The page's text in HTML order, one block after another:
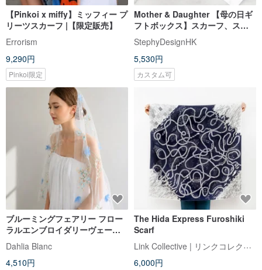
【Pinkoi x miffy】ミッフィー プ
リーツスカーフ |【限定販売】
Errorism
9,290円
Pinkoi限定
Mother & Daughter 【母の日ギ
フトボックス】スカーフ、スカ
ーフリング、メッセージカー
ド、リボン付きギフトボックス
StephyDesignHK
5,530円
カスタム可
ブルーミングフェアリー フロー
ラルエンブロイダリーヴェール
(ホワイト)
Dahlia Blanc
4,510円
The Hida Express Furoshiki
Scarf
Link Collective | リンクコレクティブ
6,000円